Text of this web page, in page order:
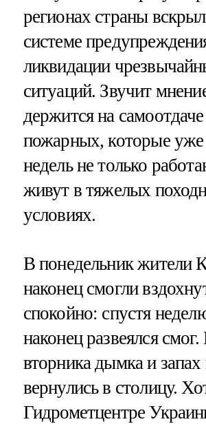
регионах страны
системе
ликвидации
ситуаций. Звучит
держится на самоотдаче
пожарных, которые уже
недель не только
живут в тяжелых
условиях.
В понедельник жители
наконец смогли
спокойно: спустя
наконец развеялся
вторника дымка и запах
вернулись в столицу.
Гидрометцентре